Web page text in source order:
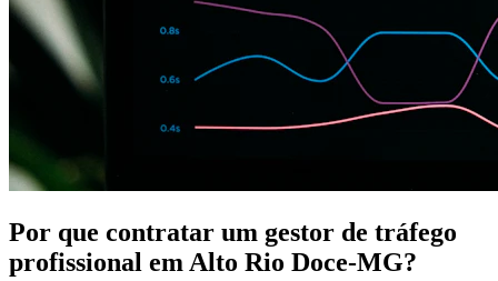
Por que contratar um gestor de tráfego
profissional em Alto Rio Doce-MG?